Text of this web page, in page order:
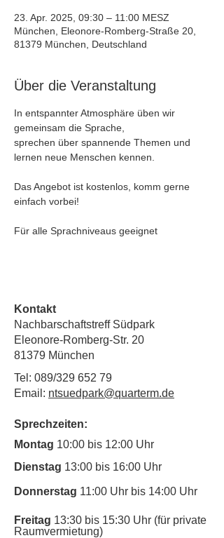
23. Apr. 2025, 09:30 – 11:00 MESZ
München, Eleonore-Romberg-Straße 20,
81379 München, Deutschland
Über die Veranstaltung
In entspannter Atmosphäre üben wir
gemeinsam die Sprache,
sprechen über spannende Themen und
lernen neue Menschen kennen.
Das Angebot ist kostenlos, komm gerne
einfach vorbei!
Für alle Sprachniveaus geeignet
Kontakt
Nachbarschaftstreff Südpark
Eleonore-Romberg-Str. 20
81379 München
Tel: 089/329 652 79
Email: ntsuedpark@quarterm.de
Sprechzeiten:
Montag 10:00 bis 12:00 Uhr
Dienstag 13:00 bis 16:00 Uhr
Donnerstag 11:00 Uhr bis 14:00 Uhr
Freitag 13:30 bis 15:30 Uhr (für private
Raumvermietung)